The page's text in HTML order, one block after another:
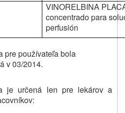
VINORELBINA
concentrado para
perfusión
pre používateľa bola
v 03/2014.
je určená len pre lekárov a